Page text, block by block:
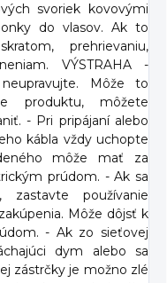
svoriek kovovými
do vlasov. Ak to
prehrievaniu,
VÝSTRAHA -
Môže to
produktu, môžete
- Pri pripájaní alebo
kábla vždy uchopte
môže mať za
prúdom. - Ak sa
zastavte používanie
Môže dôjsť k
- Ak zo sieťovej
dym alebo sa
zástrčky je možno zlé